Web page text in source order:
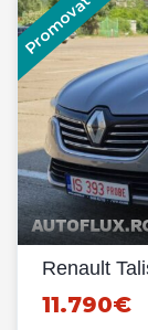
Promovat
11.790€